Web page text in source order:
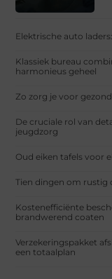
Elektrische auto
Klassiek bureau
harmonieus geheel
Zo zorg je voor
De cruciale rol van
jeugdzorg
Oud eiken tafels voor
Tien dingen om rustig
Kostenefficiënte
brandwerend coaten
Verzekeringspakket
een totaalplan